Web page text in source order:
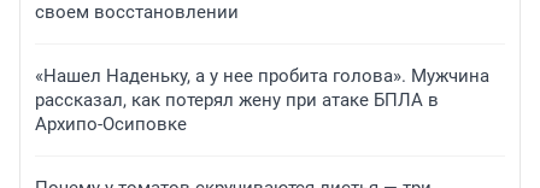
своем восстановлении
«Нашел Наденьку, а у нее пробита голова». Мужчина
рассказал, как потерял жену при атаке БПЛА в
Архипо-Осиповке